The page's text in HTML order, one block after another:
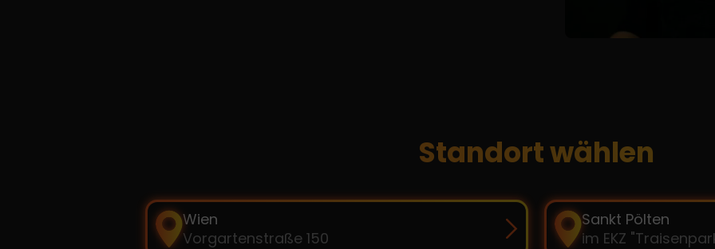
Standort wählen
Wien
Vorgartenstraße 150
Sankt Pölten
im EKZ